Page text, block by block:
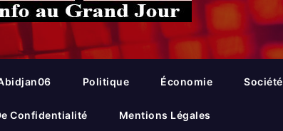
Politique Économie Société
Confidentialité Mentions Légales